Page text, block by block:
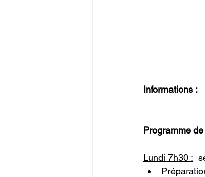
Informations :
Programme
Lundi 7h30 :